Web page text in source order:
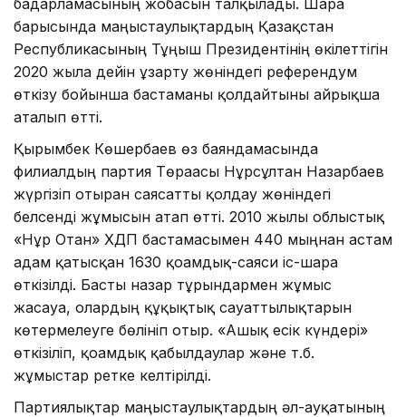
барысында маңғыстаулықтардың Қазақстан
Республикасының Тұңғыш Президентінің өкілеттігін
2020 жылға дейін ұзарту жөніндегі референдум
өткізу бойынша бастаманы қолдайтыны айрықша
аталып өтті.
Қырымбек Көшербаев өз баяндамасында
филиалдың партия Төрағасы Нұрсұлтан Назарбаев
жүргізіп отырған саясатты қолдау жөніндегі
белсенді жұмысын атап өтті. 2010 жылы облыстық
«Нұр Отан» ХДП бастамасымен 440 мыңнан астам
адам қатысқан 1630 қоғамдық-саяси іс-шара
өткізілді. Басты назар тұрғындармен жұмыс
жасауға, олардың құқықтық сауаттылықтарын
көтермелеуге бөлініп отыр. «Ашық есік күндері»
өткізіліп, қоғамдық қабылдаулар және т.б.
жұмыстар ретке келтірілді.
Партиялықтар маңғыстаулықтардың әл-ауқатының